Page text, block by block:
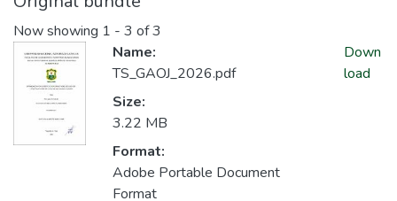
Now showing 1 - 3 of 3
Name:
TS_GAOJ_2026.pdf
Size:
3.22 MB
Format:
Adobe Portable Document
Format
Down
load